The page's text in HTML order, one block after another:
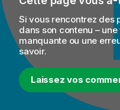
Si vous rencontrez des
dans son contenu –
manquante ou une
savoir.
Laissez vos